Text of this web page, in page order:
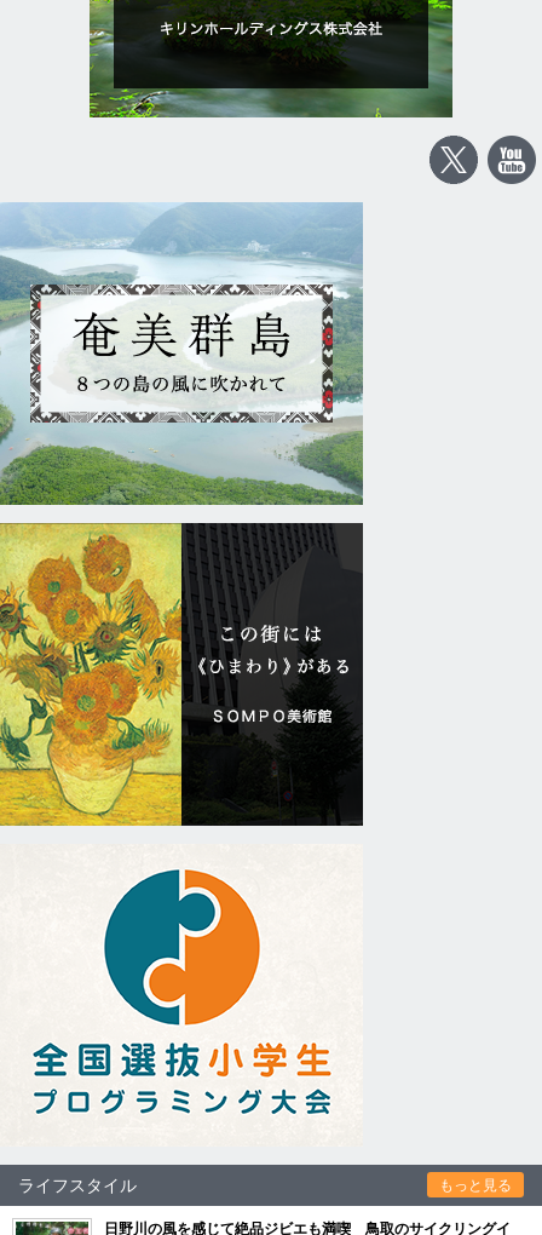
ライフスタイル もっと見る
日野川の風を感じて絶品ジビエも満喫 鳥取のサイクリングイ